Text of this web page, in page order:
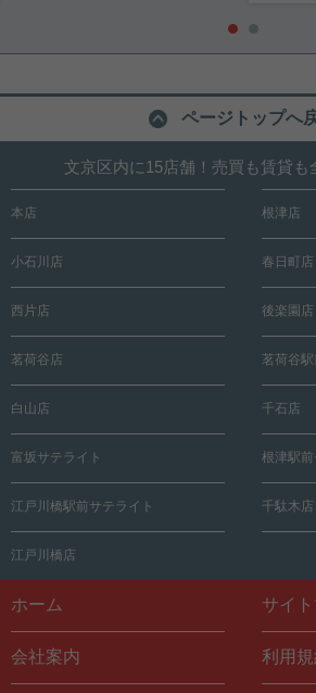
ページトップへ
文京区内に15店舗！売買も賃貸も
本店 根津店
小石川店 春日町店
西片店 後楽園店
茗荷谷店 茗荷谷
白山店 千石店
富坂サテライト 根津駅
江戸川橋駅前サテライト 千駄木店
江戸川橋店
ホーム サイ
会社案内 利用